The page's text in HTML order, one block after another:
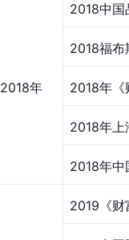
2018年
2018中国
2018福
2018年
2018年上
2018年
2019《